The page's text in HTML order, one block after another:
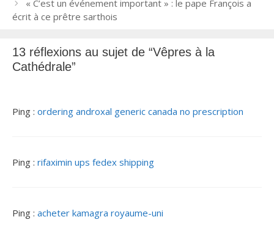
a
v
a
t
n
a
c
« C’est un événement important » : le pape François a
écrit à ce prêtre sarthois
13 réflexions au sujet de “Vêpres à la
Cathédrale”
Ping : ordering androxal generic canada no prescription
Ping : rifaximin ups fedex shipping
Ping : acheter kamagra royaume-uni